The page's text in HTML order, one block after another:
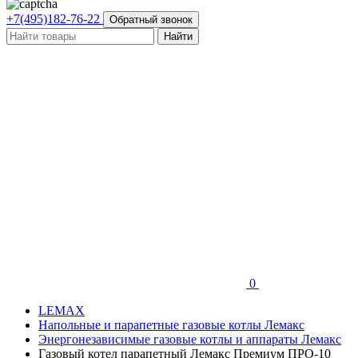
+7(495)182-76-22 Обратный звонок
0
LEMAX
Напольные и парапетные газовые котлы Лемакс
Энергонезависимые газовые котлы и аппараты Лемакс
Газовый котел парапетный Лемакс Премиум ПРО-10